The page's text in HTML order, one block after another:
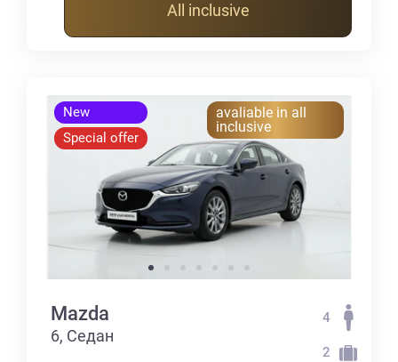
All inclusive
New
Special offer
avaliable in all
inclusive
Mazda
6, Седан
4
2